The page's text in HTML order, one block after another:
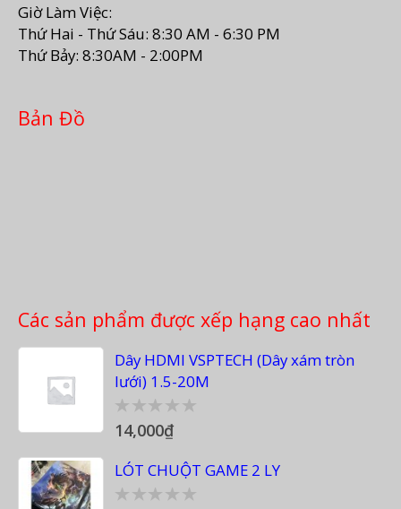
Giờ Làm Việc:
Thứ Hai - Thứ Sáu: 8:30 AM - 6:30 PM
Thứ Bảy: 8:30AM - 2:00PM
Bản Đồ
Các sản phẩm được xếp hạng cao nhất
Dây HDMI VSPTECH (Dây xám tròn
lưới) 1.5-20M
0
out
5
14,000₫
LÓT CHUỘT GAME 2 LY